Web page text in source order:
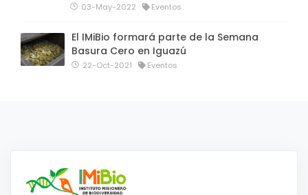
03-May-2022 Eventos
El IMiBio formará parte de la Semana
Basura Cero en Iguazú
22-Oct-2021 Eventos